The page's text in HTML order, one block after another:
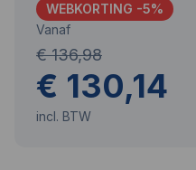
WEBKORTING -5%
Vanaf
€ 136,98
€ 130,14
incl. BTW